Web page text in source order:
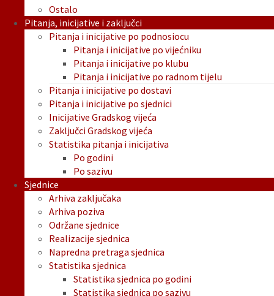
Ostalo
Pitanja, inicijative i zaključci
Pitanja i inicijative po podnosiocu
Pitanja i inicijative po vijećniku
Pitanja i inicijative po klubu
Pitanja i inicijative po radnom tijelu
Pitanja i inicijative po dostavi
Pitanja i inicijative po sjednici
Inicijative Gradskog vijeća
Zaključci Gradskog vijeća
Statistika pitanja i inicijativa
Po godini
Po sazivu
Sjednice
Arhiva zaključaka
Arhiva poziva
Održane sjednice
Realizacije sjednica
Napredna pretraga sjednica
Statistika sjednica
Statistika sjednica po godini
Statistika sjednica po sazivu